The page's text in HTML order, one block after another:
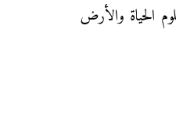
الحياة والأرض